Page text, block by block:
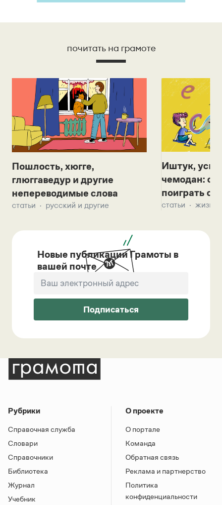
Служебные части речи
Междометие
почитать на грамоте
Пошлость, хюгге,
глюггаведур и другие
непереводимые слова
статьи русский и другие
Иштук,
чемодан:
поиграть с
статьи жизнь
Новые публикации Грамоты в
вашей почте
Подписаться
Рубрики
Справочная служба
Словари
Справочники
Библиотека
Журнал
Учебник
О проекте
О портале
Команда
Обратная связь
Реклама и партнерство
Политика
конфиденциальности